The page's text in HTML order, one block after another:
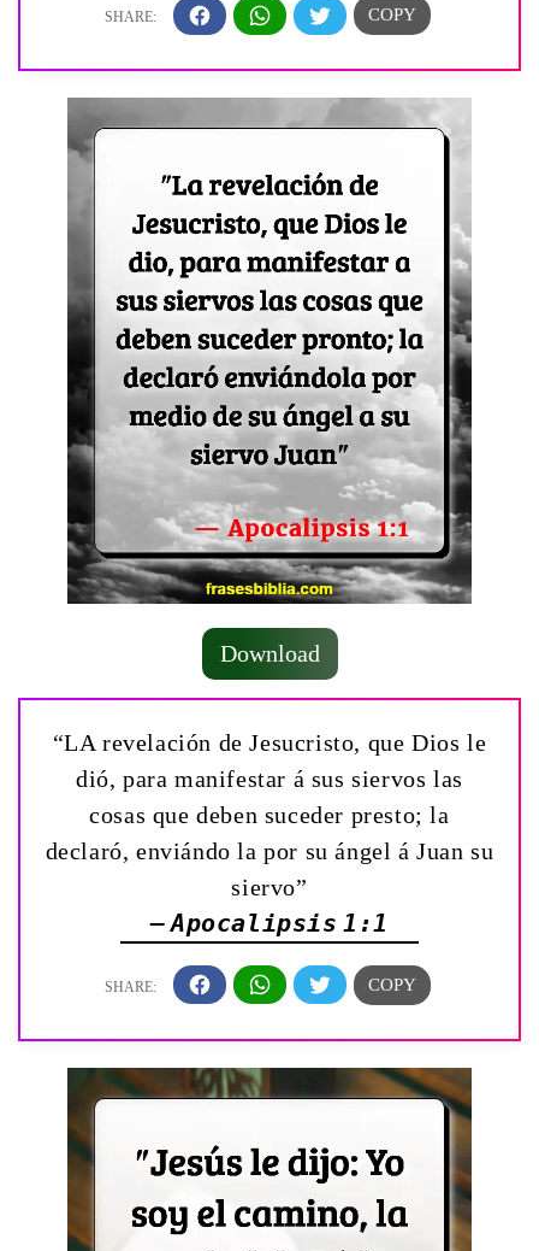
Download
“LA revelación de Jesucristo, que Dios le
dió, para manifestar á sus siervos las
cosas que deben suceder presto; la
declaró, enviándo la por su ángel á Juan su
siervo”
— Apocalipsis 1:1